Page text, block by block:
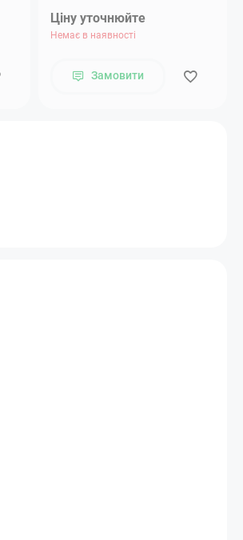
Ціну уточнюйте
Немає в наявності
Замовити